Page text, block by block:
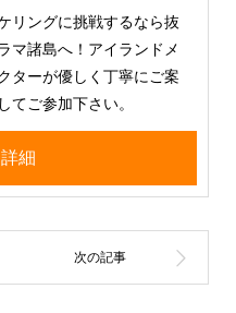
リングに挑戦するなら抜
マ諸島へ！アイランドメ
ターが優しく丁寧にご案
てご参加下さい。
細